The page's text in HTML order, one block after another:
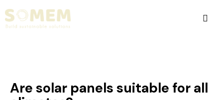
Are solar panels suitable for all